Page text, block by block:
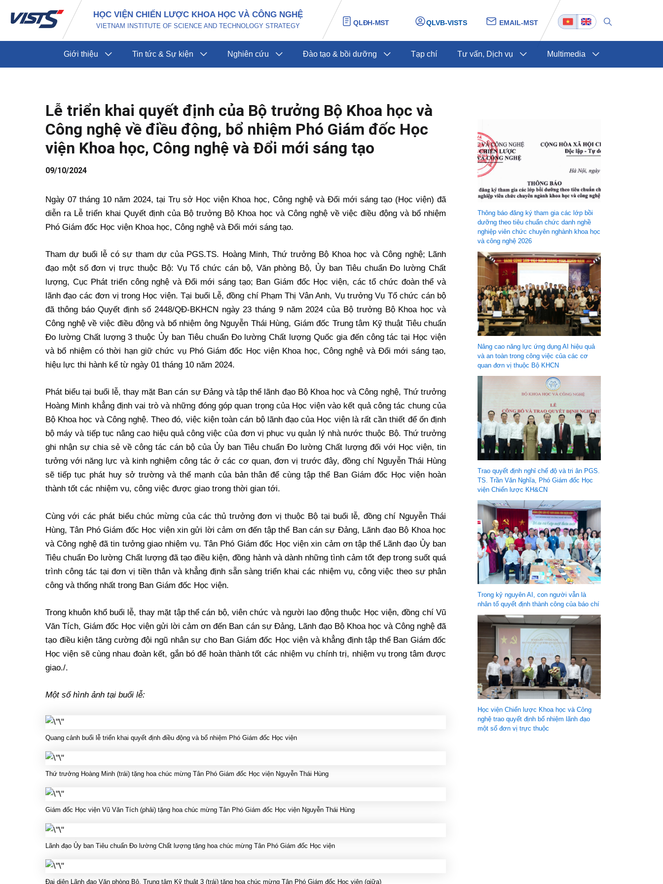
HỌC VIỆN CHIẾN LƯỢC KHOA HỌC VÀ CÔNG NGHỆ
VIETNAM INSTITUTE OF SCIENCE AND TECHNOLOGY STRATEGY QLĐH-MST QLVB-VISTS EMAIL-MST
Giới thiệu Tin tức & Sự kiện Nghiên cứu Đào tạo & bồi dưỡng Tạp chí Tư vấn, Dịch vụ Multimedia
Lễ triển khai quyết định của Bộ trưởng Bộ Khoa học và
Công nghệ về điều động, bổ nhiệm Phó Giám đốc Học
viện Khoa học, Công nghệ và Đổi mới sáng tạo
09/10/2024
Ngày 07 tháng 10 năm 2024, tại Trụ sở Học viện Khoa học, Công nghệ và Đổi mới sáng tạo (Học viện) đã
diễn ra Lễ triển khai Quyết định của Bộ trưởng Bộ Khoa học và Công nghệ về việc điều động và bổ nhiệm
Phó Giám đốc Học viện Khoa học, Công nghệ và Đổi mới sáng tạo.
Tham dự buổi lễ có sự tham dự của PGS.TS. Hoàng Minh, Thứ trưởng Bộ Khoa học và Công nghệ; Lãnh
đạo một số đơn vị trực thuộc Bộ: Vụ Tổ chức cán bộ, Văn phòng Bộ, Ủy ban Tiêu chuẩn Đo lường Chất
lượng, Cục Phát triển công nghệ và Đổi mới sáng tạo; Ban Giám đốc Học viện, các tổ chức đoàn thể và
lãnh đạo các đơn vị trong Học viện. Tại buổi Lễ, đồng chí Phạm Thị Vân Anh, Vụ trưởng Vụ Tổ chức cán bộ
đã thông báo Quyết định số 2448/QĐ-BKHCN ngày 23 tháng 9 năm 2024 của Bộ trưởng Bộ Khoa học và
Công nghệ về việc điều động và bổ nhiệm ông Nguyễn Thái Hùng, Giám đốc Trung tâm Kỹ thuật Tiêu chuẩn
Đo lường Chất lượng 3 thuộc Ủy ban Tiêu chuẩn Đo lường Chất lượng Quốc gia đến công tác tại Học viện
và bổ nhiệm có thời hạn giữ chức vụ Phó Giám đốc Học viện Khoa học, Công nghệ và Đổi mới sáng tạo,
hiệu lực thi hành kể từ ngày 01 tháng 10 năm 2024.
Phát biểu tại buổi lễ, thay mặt Ban cán sự Đảng và tập thể lãnh đạo Bộ Khoa học và Công nghệ, Thứ trưởng
Hoàng Minh khẳng định vai trò và những đóng góp quan trọng của Học viện vào kết quả công tác chung của
Bộ Khoa học và Công nghệ. Theo đó, việc kiện toàn cán bộ lãnh đạo của Học viện là rất cần thiết để ổn định
bộ máy và tiếp tục nâng cao hiệu quả công việc của đơn vị phục vụ quản lý nhà nước thuộc Bộ. Thứ trưởng
ghi nhận sự chia sẻ về công tác cán bộ của Ủy ban Tiêu chuẩn Đo lường Chất lượng đối với Học viện, tin
tưởng với năng lực và kinh nghiệm công tác ở các cơ quan, đơn vị trước đây, đồng chí Nguyễn Thái Hùng
sẽ tiếp tục phát huy sở trường và thế mạnh của bản thân để cùng tập thể Ban Giám đốc Học viện hoàn
thành tốt các nhiệm vụ, công việc được giao trong thời gian tới.
Cùng với các phát biểu chúc mừng của các thủ trưởng đơn vị thuộc Bộ tại buổi lễ, đồng chí Nguyễn Thái
Hùng, Tân Phó Giám đốc Học viện xin gửi lời cảm ơn đến tập thể Ban cán sự Đảng, Lãnh đạo Bộ Khoa học
và Công nghệ đã tin tưởng giao nhiệm vụ. Tân Phó Giám đốc Học viện xin cảm ơn tập thể Lãnh đạo Ủy ban
Tiêu chuẩn Đo lường Chất lượng đã tạo điều kiện, đồng hành và dành những tình cảm tốt đẹp trong suốt quá
trình công tác tại đơn vị tiền thân và khẳng định sẵn sàng triển khai các nhiệm vụ, công việc theo sự phân
công và thống nhất trong Ban Giám đốc Học viện.
Trong khuôn khổ buổi lễ, thay mặt tập thể cán bộ, viên chức và người lao động thuộc Học viện, đồng chí Vũ
Văn Tích, Giám đốc Học viện gửi lời cảm ơn đến Ban cán sự Đảng, Lãnh đạo Bộ Khoa học và Công nghệ đã
tạo điều kiện tăng cường đội ngũ nhân sự cho Ban Giám đốc Học viện và khẳng định tập thể Ban Giám đốc
Học viện sẽ cùng nhau đoàn kết, gắn bó để hoàn thành tốt các nhiệm vụ chính trị, nhiệm vụ trọng tâm được
giao./.
Một số hình ảnh tại buổi lễ:
Quang cảnh buổi lễ triển khai quyết định điều động và bổ nhiệm Phó Giám đốc Học viện
Thứ trưởng Hoàng Minh (trái) tặng hoa chúc mừng Tân Phó Giám đốc Học viện Nguyễn Thái Hùng
Giám đốc Học viện Vũ Văn Tích (phải) tặng hoa chúc mừng Tân Phó Giám đốc Học viện Nguyễn Thái Hùng
Lãnh đạo Ủy ban Tiêu chuẩn Đo lường Chất lượng tặng hoa chúc mừng Tân Phó Giám đốc Học viện
Đại diện Lãnh đạo Văn phòng Bộ, Trung tâm Kỹ thuật 3 (trái) tặng hoa chúc mừng Tân Phó Giám đốc Học viện (giữa)
hướng
Thông báo đăng ký tham gia các lớp bồi
dưỡng theo tiêu chuẩn chức danh nghề
nghiệp viên chức chuyên nghành khoa học
và công nghệ 2026
Nâng cao năng lực ứng dụng AI hiệu quả
và an toàn trong công việc của các cơ
quan đơn vị thuộc Bộ KHCN
Trao quyết định nghỉ chế độ và tri ân PGS.
TS. Trần Văn Nghĩa, Phó Giám đốc Học
viện Chiến lược KH&CN
Trong kỷ nguyên AI, con người vẫn là
nhân tố quyết định thành công của báo chí
Học viện Chiến lược Khoa học và Công
nghệ trao quyết định bổ nhiệm lãnh đạo
một số đơn vị trực thuộc